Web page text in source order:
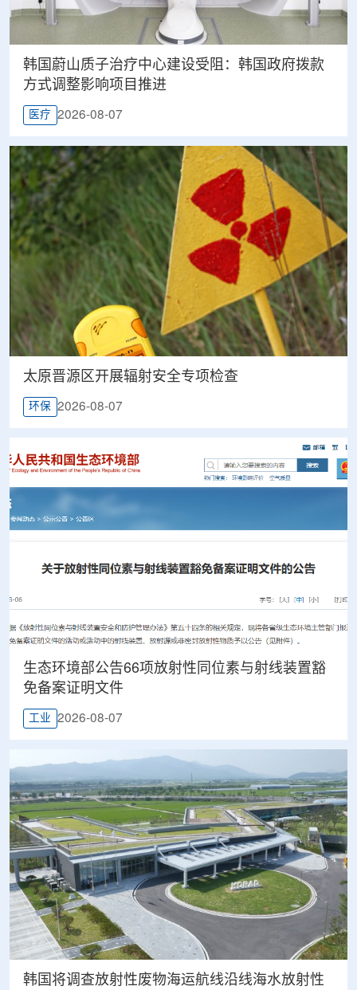
韩国蔚山质子治疗中心建设受阻：韩国政府拨款
方式调整影响项目推进
医疗 2026-08-07
太原晋源区开展辐射安全专项检查
环保 2026-08-07
生态环境部公告66项放射性同位素与射线装置豁
免备案证明文件
工业 2026-08-07
韩国将调查放射性废物海运航线沿线海水放射性